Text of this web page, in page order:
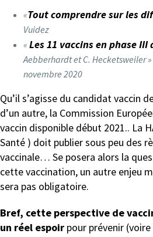
«Tout comprendre sur les
Vuidez
« Les 11 vaccins en phase
Aebberhardt et C. Hecketsweiler
novembre 2020
Qu’il s’agisse du candidat vaccin
d’un autre, la Commission
vaccin disponible début 2021.. La
Santé ) doit publier sous peu des
vaccinale… Se posera alors la
cette vaccination, un autre enjeu
sera pas obligatoire.
Bref, cette perspective de
un réel espoir pour prévenir